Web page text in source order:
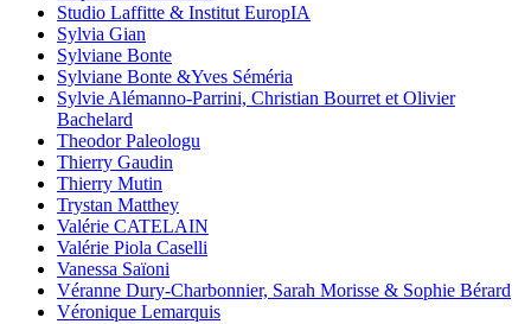
Studio Laffitte & Institut EuropIA
Sylvia Gian
Sylviane Bonte
Sylviane Bonte &Yves Séméria
Sylvie Alémanno-Parrini, Christian Bourret et Olivier
Bachelard
Theodor Paleologu
Thierry Gaudin
Thierry Mutin
Trystan Matthey
Valérie CATELAIN
Valérie Piola Caselli
Vanessa Saïoni
Véranne Dury-Charbonnier, Sarah Morisse & Sophie Bérard
Véronique Lemarquis